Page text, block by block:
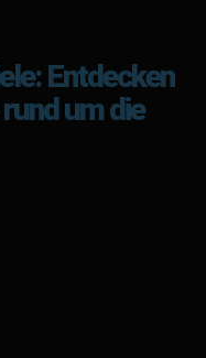
Entdecken
um die